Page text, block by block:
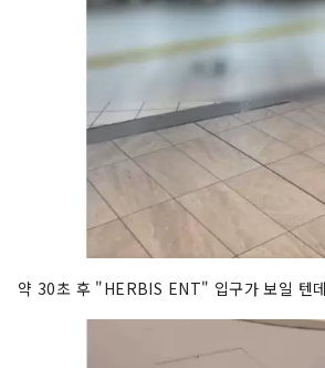
약 30초 후 "HERBIS ENT" 입구가 보일 텐